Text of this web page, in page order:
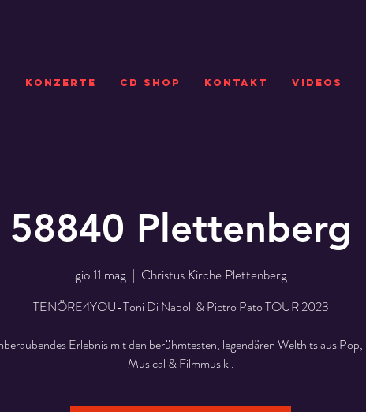
KONZERTE CD SHOP Kontakt VIDEOS
58840 Plettenberg
gio 11 mag
  |
Christus Kirche Plettenberg
TENÖRE4YOU-Toni Di Napoli & Pietro Pato TOUR 2023
Erlebnis mit den berühmtesten, legendären Welthits aus Pop,
Musical & Filmmusik .